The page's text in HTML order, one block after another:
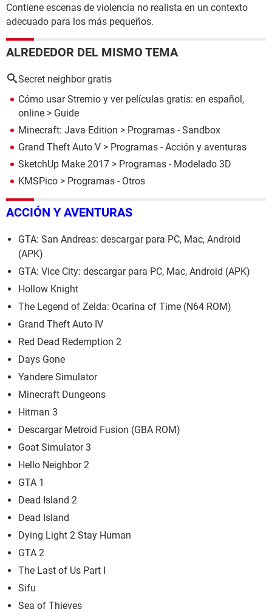
Contiene escenas de violencia no realista en un contexto
adecuado para los más pequeños.
ALREDEDOR DEL MISMO TEMA
Secret neighbor gratis
Cómo usar Stremio y ver películas gratis: en español,
online > Guide
Minecraft: Java Edition > Programas - Sandbox
Grand Theft Auto V > Programas - Acción y aventuras
SketchUp Make 2017 > Programas - Modelado 3D
KMSPico > Programas - Otros
ACCIÓN Y AVENTURAS
GTA: San Andreas: descargar para PC, Mac, Android
(APK)
GTA: Vice City: descargar para PC, Mac, Android (APK)
Hollow Knight
The Legend of Zelda: Ocarina of Time (N64 ROM)
Grand Theft Auto IV
Red Dead Redemption 2
Days Gone
Yandere Simulator
Minecraft Dungeons
Hitman 3
Descargar Metroid Fusion (GBA ROM)
Goat Simulator 3
Hello Neighbor 2
GTA 1
Dead Island 2
Dead Island
Dying Light 2 Stay Human
GTA 2
The Last of Us Part I
Sifu
Sea of Thieves